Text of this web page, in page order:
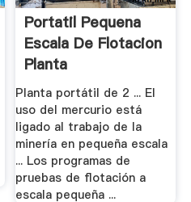
Portatil Pequena
Escala De Flotacion
Planta
Planta portátil de 2 ... El
uso del mercurio está
ligado al trabajo de la
minería en pequeña escala
... Los programas de
pruebas de flotación a
escala pequeña ...